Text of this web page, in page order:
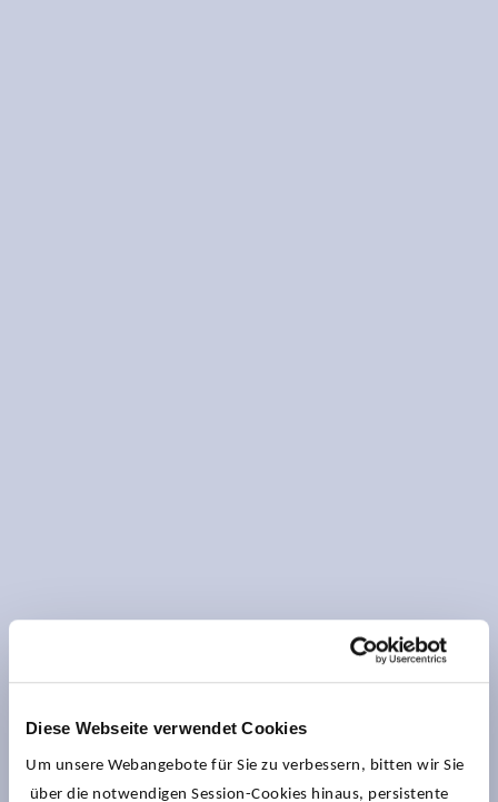
Diese Webseite verwendet Cookies
Um unsere Webangebote für Sie zu verbessern, bitten wir Sie
über die notwendigen Session-Cookies hinaus, persistente